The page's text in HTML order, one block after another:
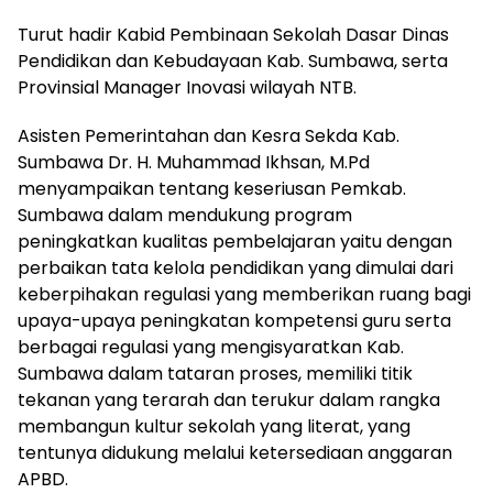
Turut hadir Kabid Pembinaan Sekolah Dasar Dinas
Pendidikan dan Kebudayaan Kab. Sumbawa, serta
Provinsial Manager Inovasi wilayah NTB.
Asisten Pemerintahan dan Kesra Sekda Kab.
Sumbawa Dr. H. Muhammad Ikhsan, M.Pd
menyampaikan tentang keseriusan Pemkab.
Sumbawa dalam mendukung program
peningkatkan kualitas pembelajaran yaitu dengan
perbaikan tata kelola pendidikan yang dimulai dari
keberpihakan regulasi yang memberikan ruang bagi
upaya-upaya peningkatan kompetensi guru serta
berbagai regulasi yang mengisyaratkan Kab.
Sumbawa dalam tataran proses, memiliki titik
tekanan yang terarah dan terukur dalam rangka
membangun kultur sekolah yang literat, yang
tentunya didukung melalui ketersediaan anggaran
APBD.